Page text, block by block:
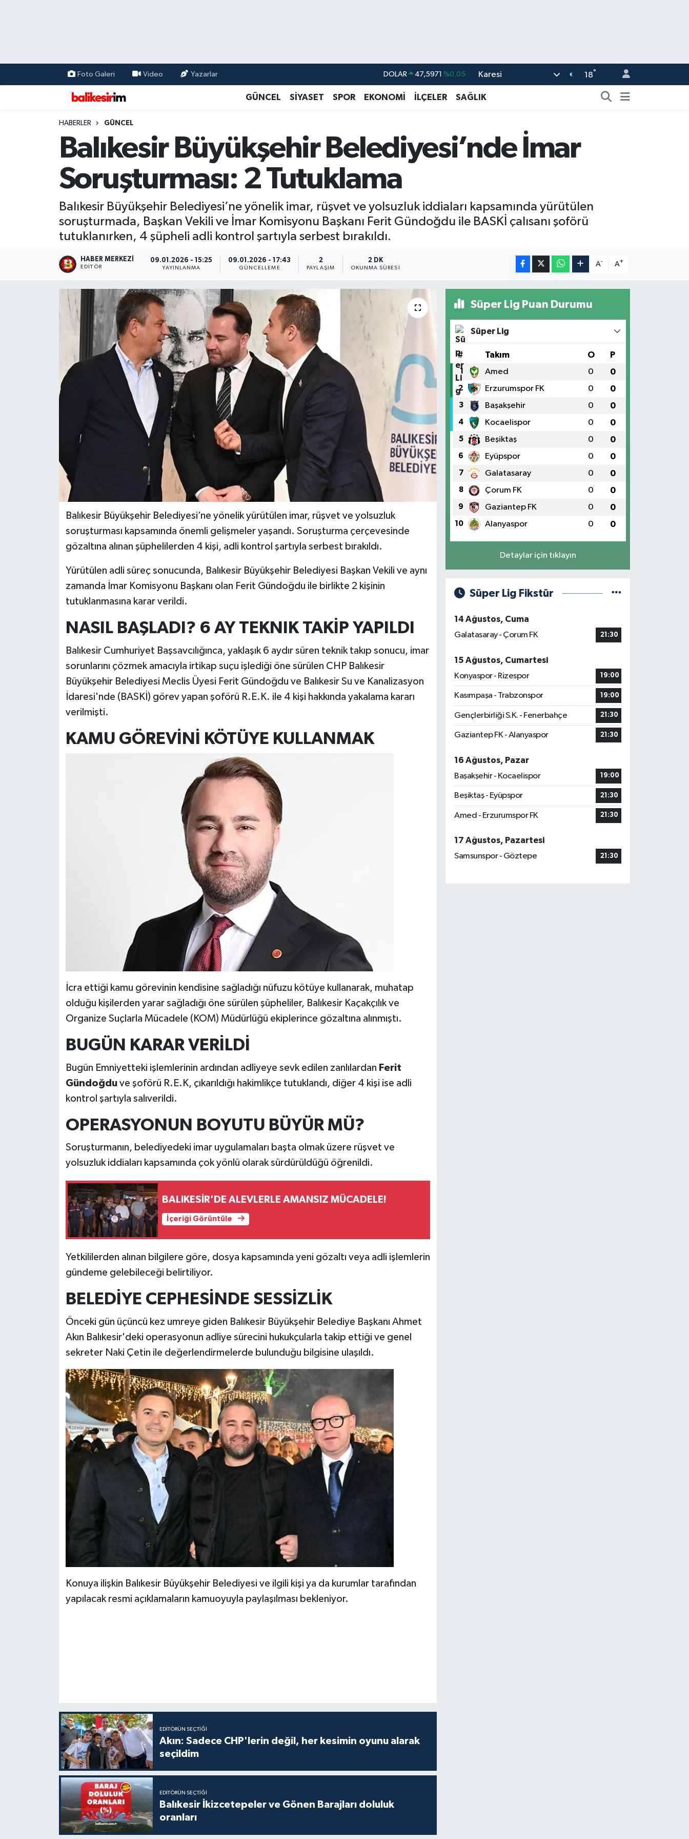
Foto Galeri Video Yazarlar DOLAR 47,5971 %0.05
EURO 55,1336 %0.18
BİST100 13.703
Karesi 18°
GÜNCEL SİYASET SPOR EKONOMİ İLÇELER SAĞLIK
HABERLER GÜNCEL
Balıkesir Büyükşehir Belediyesi’nde İmar
Soruşturması: 2 Tutuklama
Balıkesir Büyükşehir Belediyesi’ne yönelik imar, rüşvet ve yolsuzluk iddiaları kapsamında yürütülen
soruşturmada, Başkan Vekili ve İmar Komisyonu Başkanı Ferit Gündoğdu ile BASKİ çalısanı şoförü
tutuklanırken, 4 şüpheli adli kontrol şartıyla serbest bırakıldı.
HABER MERKEZI
EDITÖR
09.01.2026 - 15:25
YAYINLANMA
09.01.2026 - 17:43
GÜNCELLEME
2
PAYLAŞIM
2 DK
OKUNMA SÜRESI
A- A+
Balıkesir Büyükşehir Belediyesi’ne yönelik yürütülen imar, rüşvet ve yolsuzluk
soruşturması kapsamında önemli gelişmeler yaşandı. Soruşturma çerçevesinde
gözaltına alınan şüphelilerden 4 kişi, adli kontrol şartıyla serbest bırakıldı.
Yürütülen adli süreç sonucunda, Balıkesir Büyükşehir Belediyesi Başkan Vekili ve aynı
zamanda İmar Komisyonu Başkanı olan Ferit Gündoğdu ile birlikte 2 kişinin
tutuklanmasına karar verildi.
NASIL BAŞLADI? 6 AY TEKNIK TAKİP YAPILDI
Balıkesir Cumhuriyet Başsavcılığınca, yaklaşık 6 aydır süren teknik takıp sonucu, imar
sorunlarını çözmek amacıyla irtikap suçu işlediği öne sürülen CHP Balıkesir
Büyükşehir Belediyesi Meclis Üyesi Ferit Gündoğdu ve Balıkesir Su ve Kanalizasyon
İdaresi'nde (BASKİ) görev yapan şoförü R.E.K. ile 4 kişi hakkında yakalama kararı
verilmişti.
KAMU GÖREVİNİ KÖTÜYE KULLANMAK
İcra ettiği kamu görevinin kendisine sağladığı nüfuzu kötüye kullanarak, muhatap
olduğu kişilerden yarar sağladığı öne sürülen şüpheliler, Balıkesir Kaçakçılık ve
Organize Suçlarla Mücadele (KOM) Müdürlüğü ekiplerince gözaltına alınmıştı.
BUGÜN KARAR VERİLDİ
Bugün Emniyetteki işlemlerinin ardından adliyeye sevk edilen zanlılardan Ferit
Gündoğduve şoförü R.E.K, çıkarıldığı hakimlikçe tutuklandı, diğer 4 kişi ise adli
kontrol şartıyla salıverildi.
OPERASYONUN BOYUTU BÜYÜR MÜ?
Soruşturmanın, belediyedeki imar uygulamaları başta olmak üzere rüşvet ve
yolsuzluk iddiaları kapsamında çok yönlü olarak sürdürüldüğü öğrenildi.
BALIKESİR'DE ALEVLERLE AMANSIZ MÜCADELE!
İçeriği Görüntüle
Yetkililerden alınan bilgilere göre, dosya kapsamında yeni gözaltı veya adli işlemlerin
gündeme gelebileceği belirtiliyor.
BELEDİYE CEPHESİNDE SESSİZLİK
Önceki gün üçüncü kez umreye giden Balıkesir Büyükşehir Belediye Başkanı Ahmet
Akın Balıkesir'deki operasyonun adliye sürecini hukukçularla takip ettiği ve genel
sekreter Naki Çetin ile değerlendirmelerde bulunduğu bilgisine ulaşıldı.
Konuya ilişkin Balıkesir Büyükşehir Belediyesi ve ilgili kişi ya da kurumlar tarafından
yapılacak resmi açıklamaların kamuoyuyla paylaşılması bekleniyor.
EDITÖRÜN SEÇTIĞI
Akın: Sadece CHP'lerin değil, her kesimin oyunu alarak
seçildim
EDITÖRÜN SEÇTIĞI
Balıkesir İkizcetepeler ve Gönen Barajları doluluk
oranları
Süper Lig Puan Durumu
Süper Lig
# Takım O P
1 Amed 0 0
2 Erzurumspor FK 0 0
3 Başakşehir 0 0
4 Kocaelispor 0 0
5 Beşiktaş 0 0
6 Eyüpspor 0 0
7 Galatasaray 0 0
8 Çorum FK 0 0
9 Gaziantep FK 0 0
10 Alanyaspor 0 0
Detaylar için tıklayın
Süper Lig Fikstür
14 Ağustos, Cuma
Galatasaray - Çorum FK
21:30
15 Ağustos, Cumartesi
Konyaspor - Rizespor
19:00
Kasımpaşa - Trabzonspor 19:00
Gençlerbirliği S.K. - Fenerbahçe 21:30
Gaziantep FK - Alanyaspor 21:30
16 Ağustos, Pazar
Başakşehir - Kocaelispor
19:00
Beşiktaş - Eyüpspor 21:30
Amed - Erzurumspor FK 21:30
17 Ağustos, Pazartesi
Samsunspor - Göztepe
21:30